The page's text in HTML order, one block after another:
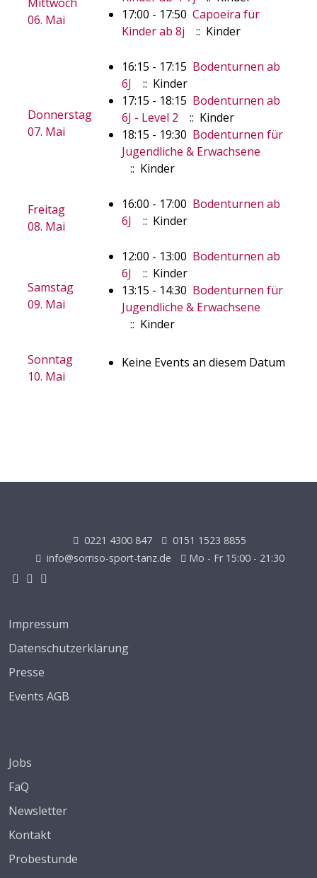
06. Mai
17:00 - 17:50 Capoeira für
Kinder ab 8j
:: Kinder
Donnerstag
07. Mai
16:15 - 17:15 Bodenturnen ab
6J
:: Kinder
17:15 - 18:15 Bodenturnen ab
6J - Level 2
:: Kinder
18:15 - 19:30 Bodenturnen für
Jugendliche & Erwachsene
:: Kinder
Freitag
08. Mai
16:00 - 17:00 Bodenturnen ab
6J
:: Kinder
Samstag
09. Mai
12:00 - 13:00 Bodenturnen ab
6J
:: Kinder
13:15 - 14:30 Bodenturnen für
Jugendliche & Erwachsene
:: Kinder
Sonntag
10. Mai
Keine Events an diesem Datum
0221 4300 847
0151 1523 8855
info@sorriso-sport-tanz.de
Mo - Fr 15:00 - 21:30
Impressum
Datenschutzerklärung
Presse
Events AGB
Jobs
FaQ
Newsletter
Kontakt
Probestunde